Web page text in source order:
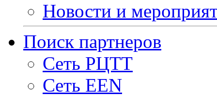
Новости и
Поиск партнеров
Сеть РЦТТ
Сеть EEN